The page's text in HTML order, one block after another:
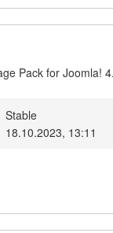
Pack for Joomla!
Stable
18.10.2023, 13:11